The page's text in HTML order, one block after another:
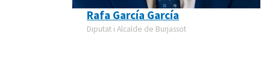
Rafa García García
Diputat i Alcalde de Burjassot